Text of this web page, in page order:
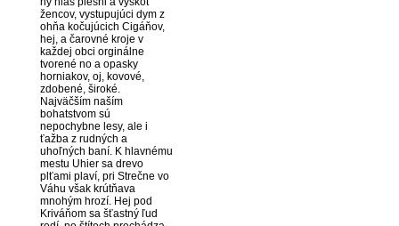
žencov, vystupujúci dym z
ohňa kočujúcich Cigáňov,
hej, a čarovné kroje v
každej obci orginálne
tvorené no a opasky
horniakov, oj, kovové,
zdobené, široké.
Najväčším naším
bohatstvom sú
nepochybne lesy, ale i
ťažba z rudných a
uhoľných baní. K hlavnému
mestu Uhier sa drevo
plťami plaví, pri Strečne vo
Váhu však krútňava
mnohým hrozí. Hej pod
Kriváňom sa šťastný ľud